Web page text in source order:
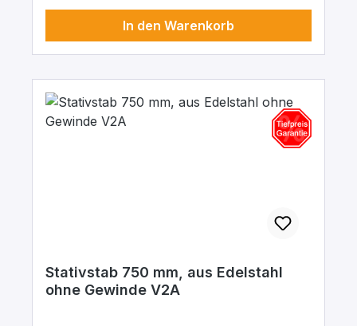
In den Warenkorb
Stativstab 750 mm, aus Edelstahl
ohne Gewinde V2A